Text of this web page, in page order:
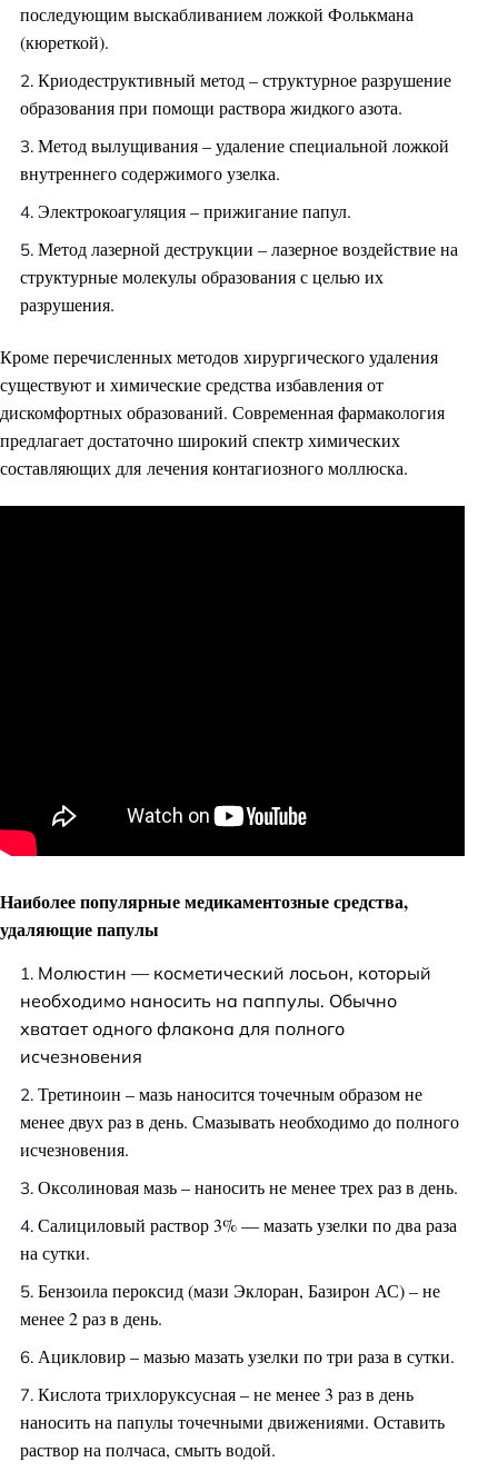
последующим выскабливанием ложкой Фолькмана
(кюреткой).
Криодеструктивный метод – структурное разрушение
образования при помощи раствора жидкого азота.
Метод вылущивания – удаление специальной ложкой
внутреннего содержимого узелка.
Электрокоагуляция – прижигание папул.
Метод лазерной деструкции – лазерное воздействие на
структурные молекулы образования с целью их
разрушения.
Кроме перечисленных методов хирургического удаления
существуют и химические средства избавления от
дискомфортных образований. Современная фармакология
предлагает достаточно широкий спектр химических
составляющих для лечения контагиозного моллюска.
Наиболее популярные медикаментозные средства,
удаляющие папулы
Молюстин — косметический лосьон, который
необходимо наносить на паппулы. Обычно
хватает одного флакона для полного
исчезновения
Третиноин – мазь наносится точечным образом не
менее двух раз в день. Смазывать необходимо до полного
исчезновения.
Оксолиновая мазь – наносить не менее трех раз в день.
Салициловый раствор 3% — мазать узелки по два раза
на сутки.
Бензоила пероксид (мази Эклоран, Базирон АС) – не
менее 2 раз в день.
Ацикловир – мазью мазать узелки по три раза в сутки.
Кислота трихлоруксусная – не менее 3 раз в день
наносить на папулы точечными движениями. Оставить
раствор на полчаса, смыть водой.